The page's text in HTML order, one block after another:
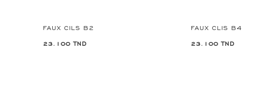
FAUX CILS B2
23.100 TND
FAUX CLIS B4
23.100 TND